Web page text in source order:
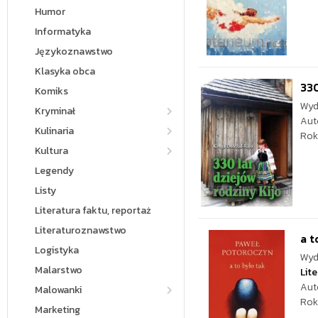
Humor
Informatyka
Językoznawstwo
Klasyka obca
Komiks
Kryminał
Kulinaria
Kultura
Legendy
Listy
Literatura faktu, reportaż
Literaturoznawstwo
Logistyka
Malarstwo
Malowanki
Marketing
a